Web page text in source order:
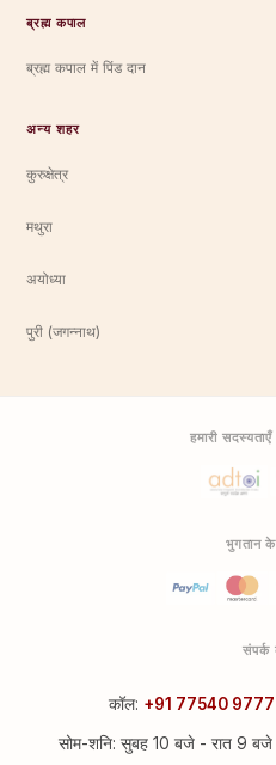
ब्रह्म कपाल
ब्रह्म कपाल में पिंड दान
अन्य शहर
कुरुक्षेत्र
मथुरा
अयोध्या
पुरी (जगन्नाथ)
हमारी
भुगतान
संपर्क
कॉल: +91 77540
सोम-शनि: सुबह 10 बजे - रात 9 बजे